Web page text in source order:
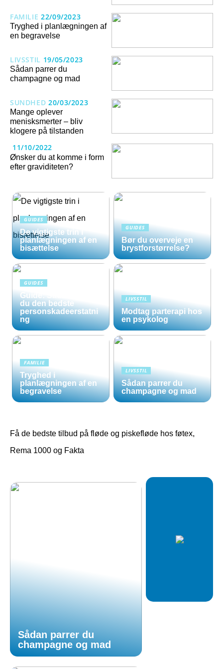
FAMILIE 22/09/2023
Tryghed i planlægningen af
en begravelse
LIVSSTIL 19/05/2023
Sådan parrer du
champagne og mad
SUNDHED 20/03/2023
Mange oplever
menisksmerter – bliv
klogere på tilstanden
11/10/2022
Ønsker du at komme i form
efter graviditeten?
GUIDES
De vigtigste trin i
planlægningen af en
bisættelse
GUIDES
Bør du overveje en
brystforstørrelse?
GUIDES
Guide: Sådan opnår
du den bedste
personskadeerstatni
ng
LIVSSTIL
Modtag parterapi hos
en psykolog
FAMILIE
Tryghed i
planlægningen af en
begravelse
LIVSSTIL
Sådan parrer du
champagne og mad
Få de bedste tilbud på fløde og piskefløde hos føtex,
Rema 1000 og Fakta
Sådan parrer du
champagne og mad